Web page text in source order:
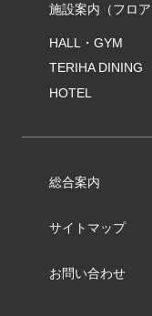
施設案内（フロア
HALL・GYM
TERIHA DINING
HOTEL
総合案内
サイトマップ
お問い合わせ